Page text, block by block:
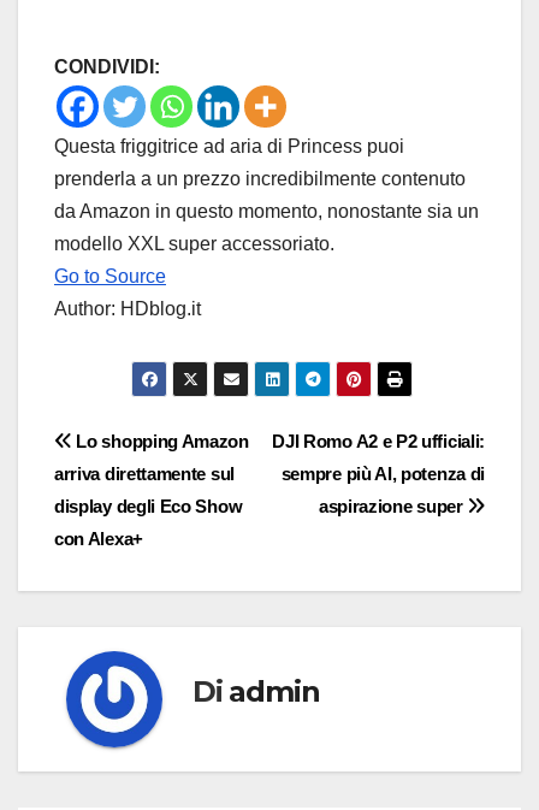
CONDIVIDI:
Questa friggitrice ad aria di Princess puoi
prenderla a un prezzo incredibilmente contenuto
da Amazon in questo momento, nonostante sia un
modello XXL super accessoriato.
Go to Source
Author: HDblog.it
Navigazione
articoli
DJI Romo A2 e P2 ufficiali:
sempre più AI, potenza di
aspirazione super
Lo shopping Amazon
arriva direttamente sul
display degli Eco Show
con Alexa+
Di admin